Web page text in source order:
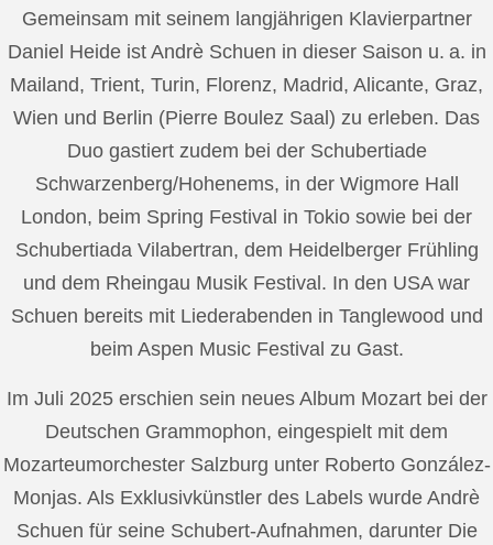
Gemeinsam mit seinem langjährigen Klavierpartner
Daniel Heide ist Andrè Schuen in dieser Saison u. a. in
Mailand, Trient, Turin, Florenz, Madrid, Alicante, Graz,
Wien und Berlin (Pierre Boulez Saal) zu erleben. Das
Duo gastiert zudem bei der Schubertiade
Schwarzenberg/Hohenems, in der Wigmore Hall
London, beim Spring Festival in Tokio sowie bei der
Schubertiada Vilabertran, dem Heidelberger Frühling
und dem Rheingau Musik Festival. In den USA war
Schuen bereits mit Liederabenden in Tanglewood und
beim Aspen Music Festival zu Gast.
Im Juli 2025 erschien sein neues Album Mozart bei der
Deutschen Grammophon, eingespielt mit dem
Mozarteumorchester Salzburg unter Roberto González-
Monjas. Als Exklusivkünstler des Labels wurde Andrè
Schuen für seine Schubert-Aufnahmen, darunter Die